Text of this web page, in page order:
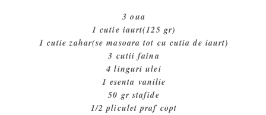
3 oua
1 cutie iaurt(125 gr)
1 cutie zahar(se masoara tot cu cutia de iaurt)
3 cutii faina
4 linguri ulei
1 esenta vanilie
50 gr stafide
1/2 pliculet praf copt